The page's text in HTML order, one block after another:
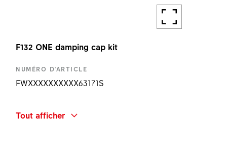
F132 ONE damping cap kit
NUMÉRO D'ARTICLE
FWXXXXXXXXXX63171S
F132 ONE DAMPING CAP KIT
Tout afficher